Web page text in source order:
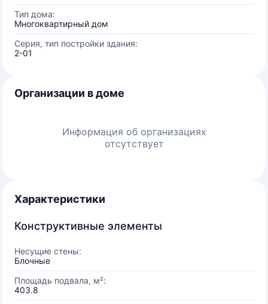
Тип дома:
Многоквартирный дом
Серия, тип постройки здания:
2-01
Организации в доме
Информация об организациях
отсутствует
Характеристики
Конструктивные элементы
Несущие стены:
Блочные
Площадь подвала, м²:
403.8